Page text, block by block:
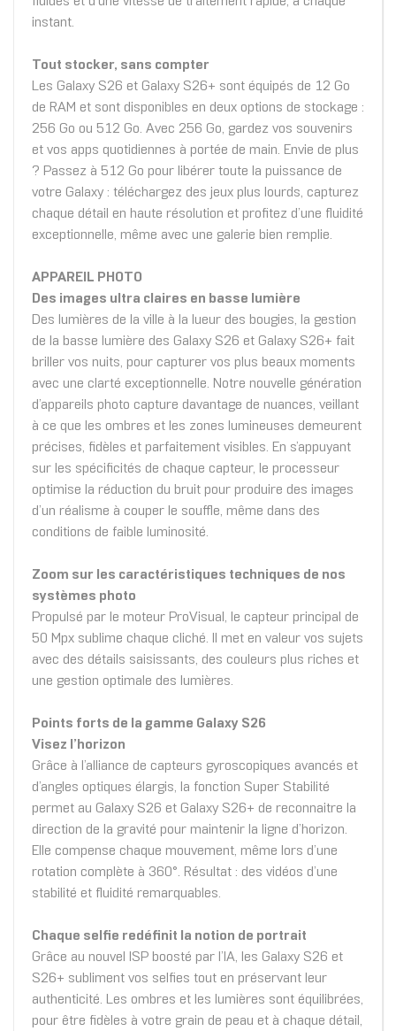
instant.
Tout stocker, sans compter
Les Galaxy S26 et Galaxy S26+ sont équipés de 12 Go
de RAM et sont disponibles en deux options de stockage :
256 Go ou 512 Go. Avec 256 Go, gardez vos souvenirs
et vos apps quotidiennes à portée de main. Envie de plus
? Passez à 512 Go pour libérer toute la puissance de
votre Galaxy : téléchargez des jeux plus lourds, capturez
chaque détail en haute résolution et profitez d’une fluidité
exceptionnelle, même avec une galerie bien remplie.
APPAREIL PHOTO
Des images ultra claires en basse lumière
Des lumières de la ville à la lueur des bougies, la gestion
de la basse lumière des Galaxy S26 et Galaxy S26+ fait
briller vos nuits, pour capturer vos plus beaux moments
avec une clarté exceptionnelle. Notre nouvelle génération
d’appareils photo capture davantage de nuances, veillant
à ce que les ombres et les zones lumineuses demeurent
précises, fidèles et parfaitement visibles. En s’appuyant
sur les spécificités de chaque capteur, le processeur
optimise la réduction du bruit pour produire des images
d’un réalisme à couper le souffle, même dans des
conditions de faible luminosité.
Zoom sur les caractéristiques techniques de nos
systèmes photo
Propulsé par le moteur ProVisual, le capteur principal de
50 Mpx sublime chaque cliché. Il met en valeur vos sujets
avec des détails saisissants, des couleurs plus riches et
une gestion optimale des lumières.
Points forts de la gamme Galaxy S26
Visez l’horizon
Grâce à l’alliance de capteurs gyroscopiques avancés et
d’angles optiques élargis, la fonction Super Stabilité
permet au Galaxy S26 et Galaxy S26+ de reconnaitre la
direction de la gravité pour maintenir la ligne d’horizon.
Elle compense chaque mouvement, même lors d’une
rotation complète à 360°. Résultat : des vidéos d’une
stabilité et fluidité remarquables.
Chaque selfie redéfinit la notion de portrait
Grâce au nouvel ISP boosté par l’IA, les Galaxy S26 et
S26+ subliment vos selfies tout en préservant leur
authenticité. Les ombres et les lumières sont équilibrées,
pour être fidèles à votre grain de peau et à chaque détail,